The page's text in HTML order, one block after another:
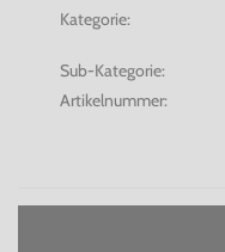
Kategorie:
Sub-Kategorie:
Artikelnummer: